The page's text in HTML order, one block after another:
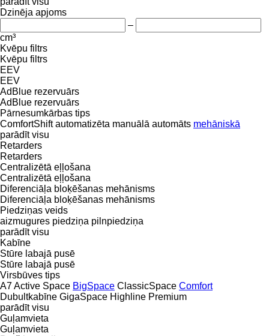
Dzinēja apjoms
–
cm³
Kvēpu filtrs
Kvēpu filtrs
EEV
EEV
AdBlue rezervuārs
AdBlue rezervuārs
Pārnesumkārbas tips
ComfortShift automatizēta manuālā automāts mehāniskā
parādīt visu
Retarders
Retarders
Centralizētā eļļošana
Centralizētā eļļošana
Diferenciāļa bloķēšanas mehānisms
Diferenciāļa bloķēšanas mehānisms
Piedziņas veids
aizmugures piedziņa pilnpiedziņa
parādīt visu
Kabīne
Stūre labajā pusē
Stūre labajā pusē
Virsbūves tips
A7Active Space BigSpace ClassicSpace Comfort
Dubultkabīne GigaSpace Highline Premium
parādīt visu
Guļamvieta
Guļamvieta